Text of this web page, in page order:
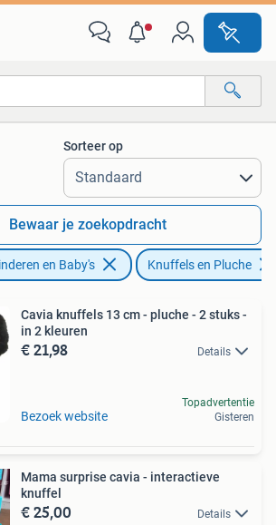
Alle afstanden…
Sorteer op
Bewaar je zoekopdracht
en Baby's Knuffels en Pluche
Cavia knuffels 13 cm - pluche - 2 stuks -
in 2 kleuren
€ 21,98 Details
Bezoek website
Topadvertentie
Gisteren
Mama surprise cavia - interactieve
knuffel
€ 25,00 Details